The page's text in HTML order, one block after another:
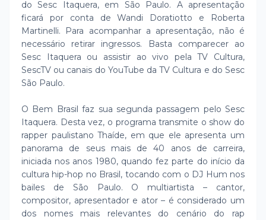
do Sesc Itaquera, em São Paulo. A apresentação
ficará por conta de Wandi Doratiotto e Roberta
Martinelli. Para acompanhar a apresentação, não é
necessário retirar ingressos. Basta comparecer ao
Sesc Itaquera ou assistir ao vivo pela TV Cultura,
SescTV ou canais do YouTube da TV Cultura e do Sesc
São Paulo.
O Bem Brasil faz sua segunda passagem pelo Sesc
Itaquera. Desta vez, o programa transmite o show do
rapper paulistano Thaíde, em que ele apresenta um
panorama de seus mais de 40 anos de carreira,
iniciada nos anos 1980, quando fez parte do início da
cultura hip-hop no Brasil, tocando com o DJ Hum nos
bailes de São Paulo. O multiartista – cantor,
compositor, apresentador e ator – é considerado um
dos nomes mais relevantes do cenário do rap